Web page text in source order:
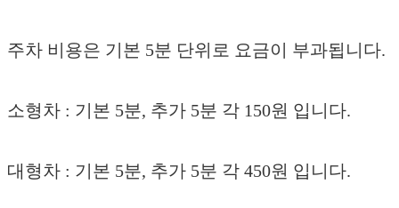
주차 비용은 기본 5분 단위로 요금이 부과됩니다.
소형차 : 기본 5분, 추가 5분 각 150원 입니다.
대형차 : 기본 5분, 추가 5분 각 450원 입니다.